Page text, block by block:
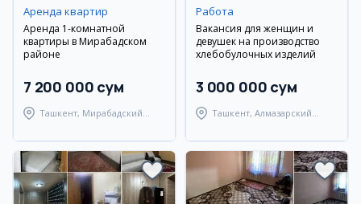
Аренда квартир
Аренда 1-комнатной
квартиры в Мирабадском
районе
7 200 000 сум
Ташкент, Мирабадский
Работа
Вакансия для женщин и
девушек на производство
хлебобулочных изделий
3 000 000 сум
Ташкент, Алмазарский